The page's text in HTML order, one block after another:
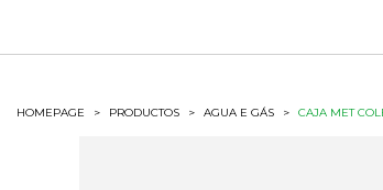
HOMEPAGE > PRODUCTOS > AGUA E GÁS > CAJA MET